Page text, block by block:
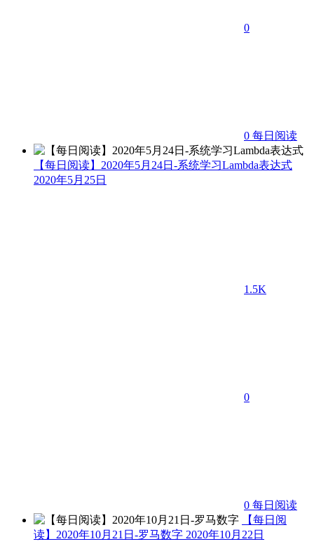
0
0 每日阅读
【每日阅读】2020年5月24日-系统学习Lambda表达式
2020年5月25日
1.5K
0
0 每日阅读
【每日阅
读】2020年10月21日-罗马数字 2020年10月22日